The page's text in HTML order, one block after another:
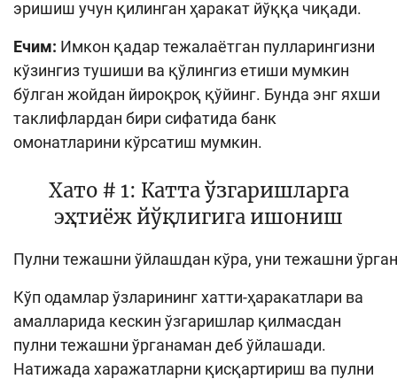
эришиш учун қилинган ҳаракат йўққа чиқади.
Ечим: Имкон қадар тежалаётган пулларингизни
кўзингиз тушиши ва қўлингиз етиши мумкин
бўлган жойдан йироқроқ қўйинг. Бунда энг яхши
таклифлардан бири сифатида банк
омонатларини кўрсатиш мумкин.
Хато # 1: Катта ўзгаришларга
эҳтиёж йўқлигига ишониш
Пулни тежашни ўйлашдан кўра, уни тежашни
Кўп одамлар ўзларининг хатти-ҳаракатлари ва
амалларида кескин ўзгаришлар қилмасдан
пулни тежашни ўрганаман деб ўйлашади.
Натижада харажатларни қисқартириш ва пулни